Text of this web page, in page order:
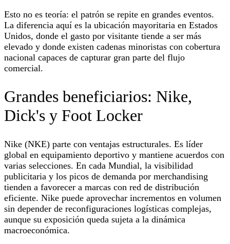
Esto no es teoría: el patrón se repite en grandes eventos.
La diferencia aquí es la ubicación mayoritaria en Estados
Unidos, donde el gasto por visitante tiende a ser más
elevado y donde existen cadenas minoristas con cobertura
nacional capaces de capturar gran parte del flujo
comercial.
Grandes beneficiarios: Nike,
Dick's y Foot Locker
Nike (NKE) parte con ventajas estructurales. Es líder
global en equipamiento deportivo y mantiene acuerdos con
varias selecciones. En cada Mundial, la visibilidad
publicitaria y los picos de demanda por merchandising
tienden a favorecer a marcas con red de distribución
eficiente. Nike puede aprovechar incrementos en volumen
sin depender de reconfiguraciones logísticas complejas,
aunque su exposición queda sujeta a la dinámica
macroeconómica.